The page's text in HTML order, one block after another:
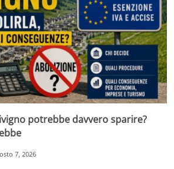
potrebbe davvero sparire?
7, 2026